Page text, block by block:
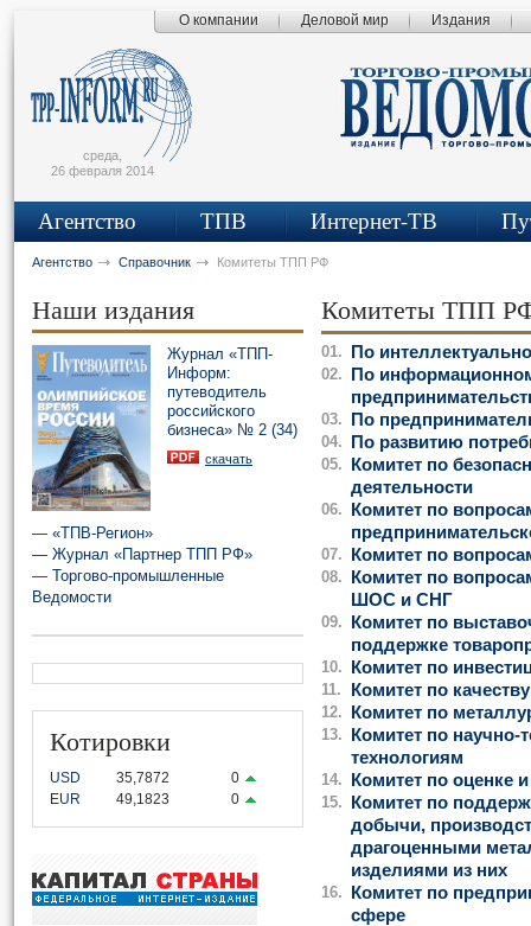
О компании Деловой мир Издания
среда,
26 февраля 2014
Агентство ТПВ Интернет-ТВ
Агентство Справочник Комитеты ТПП РФ
Наши издания
Журнал «ТПП-
Информ:
путеводитель
российского
бизнеса» № 2 (34)
скачать
— «ТПВ-Регион»
— Журнал «Партнер ТПП РФ»
— Торгово-промышленные
Ведомости
Котировки
USD 35,7872
0
EUR
49,1823 0
Комитеты ТПП
01. По
02.
По
03. По
04. По развитию
05.
Комитет по
деятельности
06.
Комитет по
07. Комитет по
08.
Комитет по
ШОС и СНГ
09.
Комитет по
поддержке
10. Комитет по
11. Комитет по
12. Комитет по
13.
Комитет по
технологиям
14. Комитет по оценке
15.
Комитет по
добычи,
драгоценными
изделиями из них
16.
Комитет по
сфере